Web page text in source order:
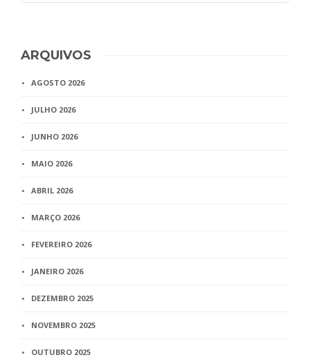
ARQUIVOS
AGOSTO 2026
JULHO 2026
JUNHO 2026
MAIO 2026
ABRIL 2026
MARÇO 2026
FEVEREIRO 2026
JANEIRO 2026
DEZEMBRO 2025
NOVEMBRO 2025
OUTUBRO 2025